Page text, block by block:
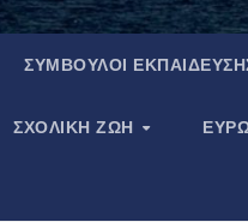
ΣΎΜΒΟΥΛΟΙ
ΣΧΟΛΙΚΉ ΖΩΉ